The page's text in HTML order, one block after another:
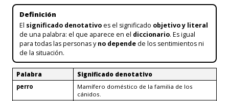
Definición
El significado denotativoes el significado objetivo y literal
de una palabra: el que aparece en el diccionario. Es igual
para todas las personas yno dependede los sentimientos ni
de la situación.
Palabra
Significado denotativo
perro
Mamífero doméstico de la familia de los
cánidos.